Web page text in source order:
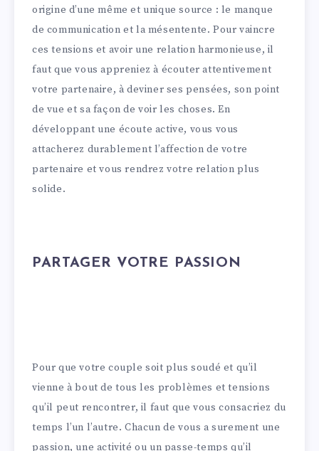
origine d’une même et unique source : le manque
de communication et la mésentente. Pour vaincre
ces tensions et avoir une relation harmonieuse, il
faut que vous appreniez à écouter attentivement
votre partenaire, à deviner ses pensées, son point
de vue et sa façon de voir les choses. En
développant une écoute active, vous vous
attacherez durablement l’affection de votre
partenaire et vous rendrez votre relation plus
solide.
PARTAGER VOTRE PASSION
Pour que votre couple soit plus soudé et qu’il
vienne à bout de tous les problèmes et tensions
qu’il peut rencontrer, il faut que vous consacriez du
temps l’un l’autre. Chacun de vous a surement une
passion, une activité ou un passe-temps qu’il